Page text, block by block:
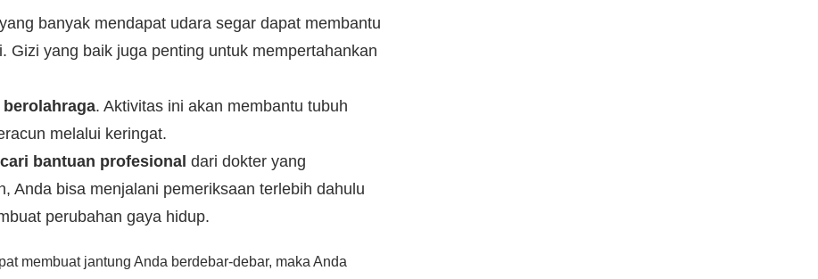
banyak mendapat udara segar dapat membantu
Gizi yang baik juga penting untuk mempertahankan
. Aktivitas ini akan membantu tubuh
melalui keringat.
bantuan profesional dari dokter yang
Anda bisa menjalani pemeriksaan terlebih dahulu
perubahan gaya hidup.
membuat jantung Anda berdebar-debar, maka Anda